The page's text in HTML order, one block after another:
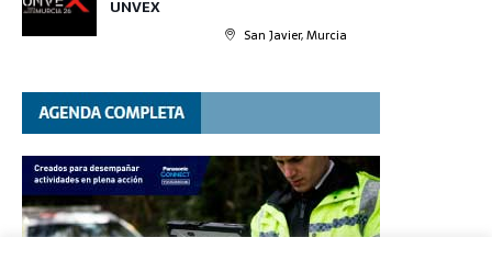
UNVEX
San Javier, Murcia